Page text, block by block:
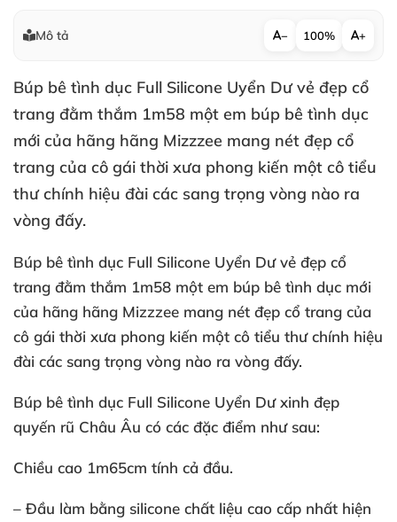
Mô tả − 100% +
Búp bê tình dục Full Silicone Uyển Dư vẻ đẹp cổ
trang đằm thắm 1m58 một em búp bê tình dục
mới của hãng hãng Mizzzee mang nét đẹp cổ
trang của cô gái thời xưa phong kiến một cô tiểu
thư chính hiệu đài các sang trọng vòng nào ra
vòng đấy.
Búp bê tình dục Full Silicone Uyển Dư vẻ đẹp cổ
trang đằm thắm 1m58 một em búp bê tình dục mới
của hãng hãng Mizzzee mang nét đẹp cổ trang của
cô gái thời xưa phong kiến một cô tiểu thư chính hiệu
đài các sang trọng vòng nào ra vòng đấy.
Búp bê tình dục Full Silicone Uyển Dư xinh đẹp
quyến rũ Châu Âu có các đặc điểm như sau:
Chiều cao 1m65cm tính cả đầu.
– Đầu làm bằng silicone chất liệu cao cấp nhất hiện